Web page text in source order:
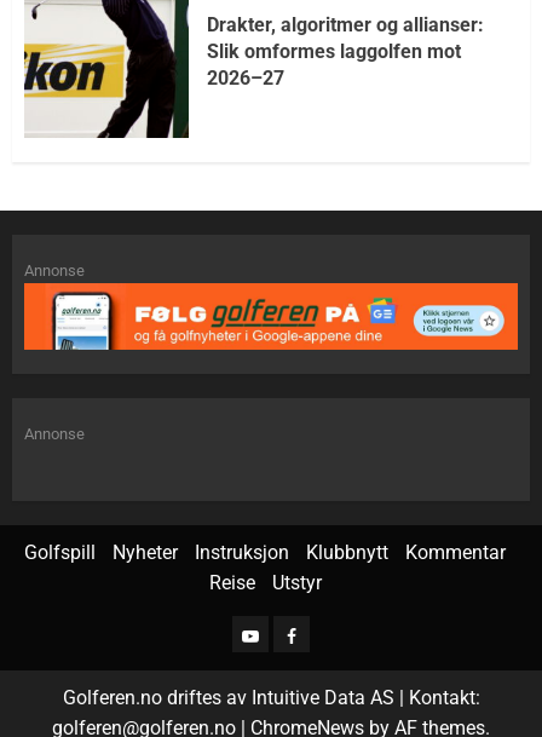
Drakter, algoritmer og allianser:
Slik omformes laggolfen mot
2026–27
Annonse
Annonse
Golfspill Nyheter Instruksjon Klubbnytt
Kommentar
Reise
Utstyr
Golferen.no driftes av Intuitive Data AS | Kontakt:
golferen@golferen.no
ChromeNews by AF themes.